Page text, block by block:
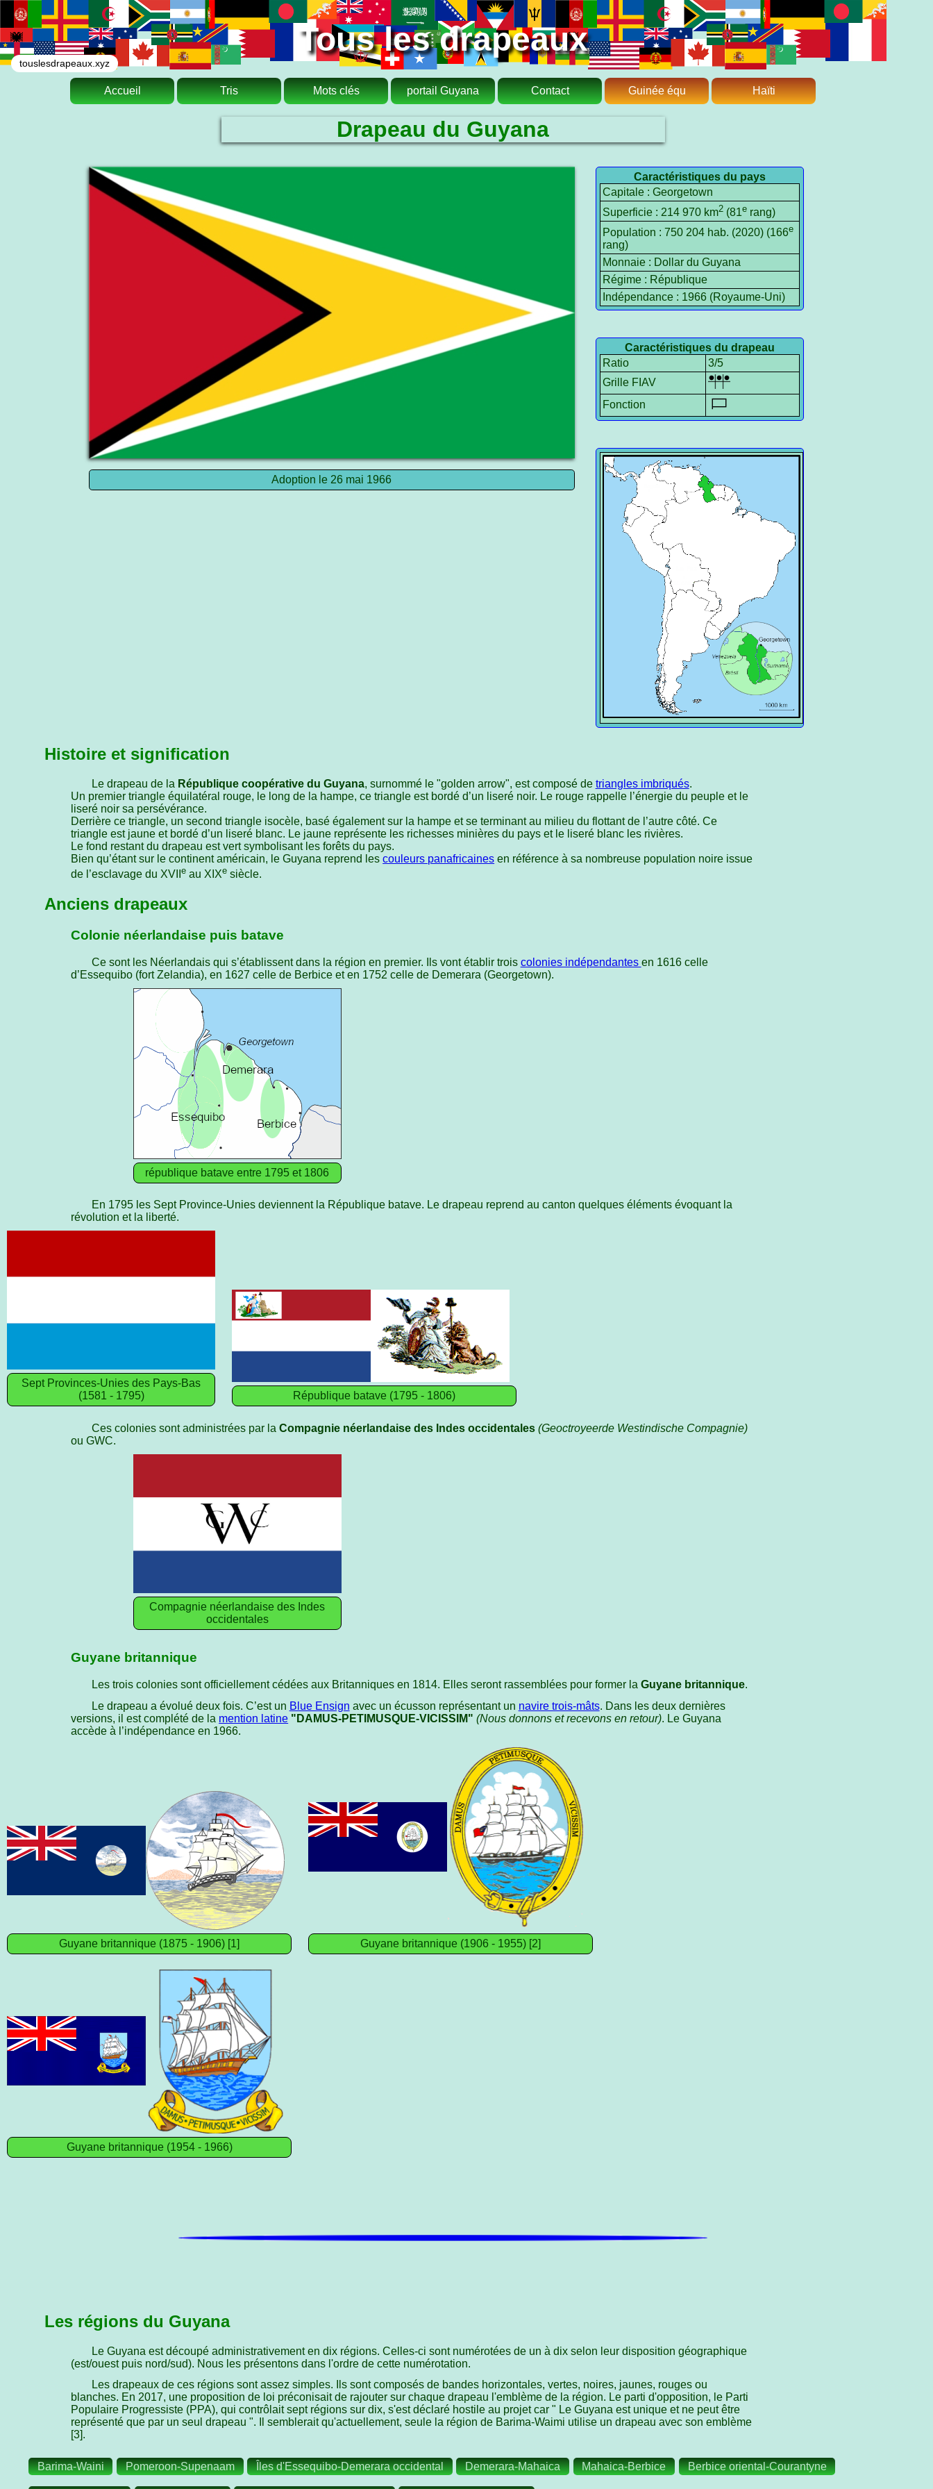
Tous les drapeaux
touslesdrapeaux.xyz
Accueil Tris Mots clés portail Guyana Contact Guinée équ Haïti
Drapeau du Guyana
Adoption le 26 mai 1966
Caractéristiques du pays
Capitale : Georgetown
Superficie : 214 970 km2(81erang)
Population : 750 204 hab. (2020) (166e
rang)
Monnaie : Dollar du Guyana
Régime : République
Indépendance : 1966 (Royaume-Uni)
Caractéristiques du drapeau
Ratio
3/5
Grille FIAV
Fonction
Histoire et signification
Le drapeau de la République coopérative du Guyana, surnommé le "golden arrow", est composé de triangles imbriqués.
Un premier triangle équilatéral rouge, le long de la hampe, ce triangle est bordé d’un liseré noir. Le rouge rappelle l’énergie du peuple et le
liseré noir sa persévérance.
Derrière ce triangle, un second triangle isocèle, basé également sur la hampe et se terminant au milieu du flottant de l’autre côté. Ce
triangle est jaune et bordé d’un liseré blanc. Le jaune représente les richesses minières du pays et le liseré blanc les rivières.
Le fond restant du drapeau est vert symbolisant les forêts du pays.
Bien qu’étant sur le continent américain, le Guyana reprend lescouleurs panafricaines en référence à sa nombreuse population noire issue
de l’esclavage du XVIIe au XIXe siècle.
Anciens drapeaux
Colonie néerlandaise puis batave
Ce sont les Néerlandais qui s’établissent dans la région en premier. Ils vont établir trois colonies indépendantes en 1616 celle
d’Essequibo (fort Zelandia), en 1627 celle de Berbice et en 1752 celle de Demerara (Georgetown).
république batave entre 1795 et 1806
En 1795 les Sept Province-Unies deviennent la République batave. Le drapeau reprend au canton quelques éléments évoquant la
révolution et la liberté.
Sept Provinces-Unies des Pays-Bas
(1581 - 1795)
République batave (1795 - 1806)
Ces colonies sont administrées par la Compagnie néerlandaise des Indes occidentales (Geoctroyeerde Westindische Compagnie)
ou GWC.
Compagnie néerlandaise des Indes
occidentales
Guyane britannique
Les trois colonies sont officiellement cédées aux Britanniques en 1814. Elles seront rassemblées pour former la Guyane britannique.
Le drapeau a évolué deux fois. C’est un Blue Ensign avec un écusson représentant un navire trois-mâts. Dans les deux dernières
versions, il est complété de la mention latine "DAMUS-PETIMUSQUE-VICISSIM" (Nous donnons et recevons en retour). Le Guyana
accède à l’indépendance en 1966.
Guyane britannique (1875 - 1906) [1] Guyane britannique (1906 - 1955) [2]
Guyane britannique (1954 - 1966)
Les régions du Guyana
Le Guyana est découpé administrativement en dix régions. Celles-ci sont numérotées de un à dix selon leur disposition géographique
(est/ouest puis nord/sud). Nous les présentons dans l'ordre de cette numérotation.
Les drapeaux de ces régions sont assez simples. Ils sont composés de bandes horizontales, vertes, noires, jaunes, rouges ou
blanches. En 2017, une proposition de loi préconisait de rajouter sur chaque drapeau l'emblème de la région. Le parti d'opposition, le Parti
Populaire Progressiste (PPA), qui contrôlait sept régions sur dix, s'est déclaré hostile au projet car " Le Guyana est unique et ne peut être
représenté que par un seul drapeau ". Il semblerait qu'actuellement, seule la région de Barima-Waimi utilise un drapeau avec son emblème
[3].
Barima-Waini Pomeroon-Supenaam Îles d'Essequibo-Demerara occidental Demerara-Mahaica Mahaica-Berbice Berbice oriental-Courantyne